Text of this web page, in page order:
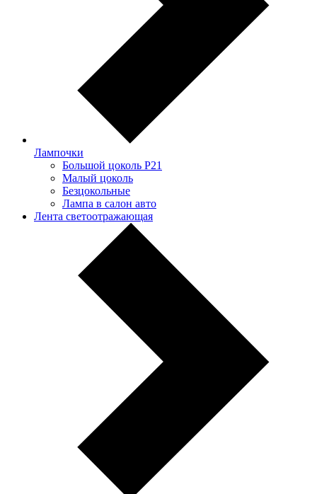
Лампочки
Большой цоколь P21
Малый цоколь
Безцокольные
Лампа в салон авто
Лента светоотражающая